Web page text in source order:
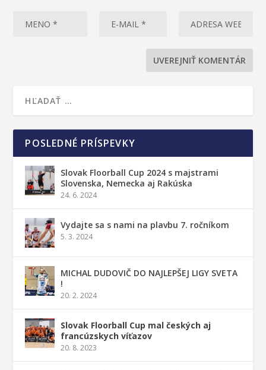
POSLEDNÉ PRÍSPEVKY
Slovak Floorball Cup 2024 s majstrami
Slovenska, Nemecka aj Rakúska
24. 6. 2024
Vydajte sa s nami na plavbu 7. ročníkom
5. 3. 2024
MICHAL DUDOVIČ DO NAJLEPŠEJ LIGY SVETA
!
20. 2. 2024
Slovak Floorball Cup mal českých aj
francúzskych víťazov
20. 8. 2023